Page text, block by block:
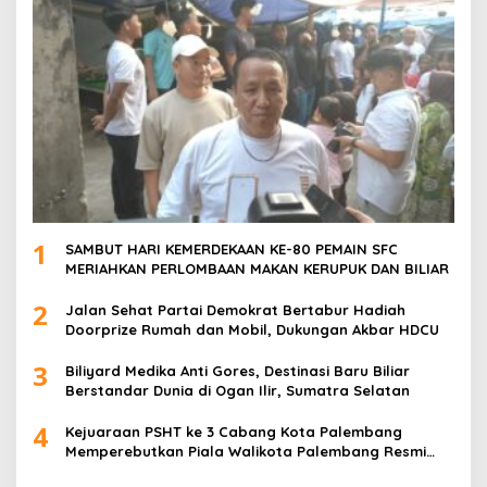
1
SAMBUT HARI KEMERDEKAAN KE-80 PEMAIN SFC
MERIAHKAN PERLOMBAAN MAKAN KERUPUK DAN BILIAR
2
Jalan Sehat Partai Demokrat Bertabur Hadiah
Doorprize Rumah dan Mobil, Dukungan Akbar HDCU
3
Biliyard Medika Anti Gores, Destinasi Baru Biliar
Berstandar Dunia di Ogan Ilir, Sumatra Selatan
4
Kejuaraan PSHT ke 3 Cabang Kota Palembang
Memperebutkan Piala Walikota Palembang Resmi